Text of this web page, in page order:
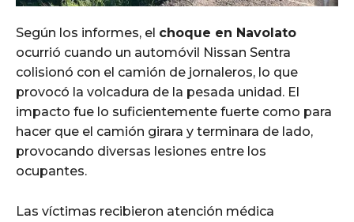
Según los informes, el choque en Navolato
ocurrió cuando un automóvil Nissan Sentra
colisionó con el camión de jornaleros, lo que
provocó la volcadura de la pesada unidad. El
impacto fue lo suficientemente fuerte como para
hacer que el camión girara y terminara de lado,
provocando diversas lesiones entre los
ocupantes.
Las víctimas recibieron atención médica